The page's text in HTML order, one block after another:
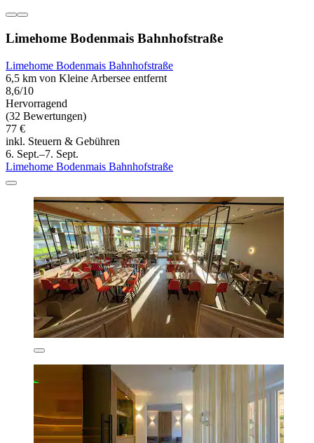
Limehome Bodenmais Bahnhofstraße
Limehome Bodenmais Bahnhofstraße
6,5 km von Kleine Arbersee entfernt
8,6/10
Hervorragend
(32 Bewertungen)
77 €
inkl. Steuern & Gebühren
6. Sept.–7. Sept.
Limehome Bodenmais Bahnhofstraße